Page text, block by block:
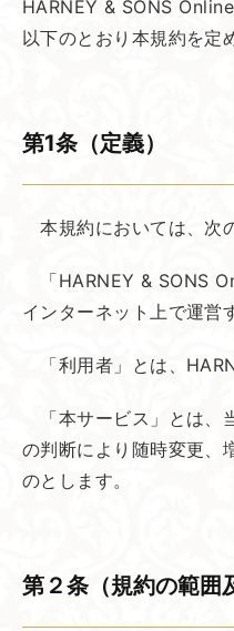
HARNEY & SONS
以下のとおり本規約を定
第1条​（定義）
本規約においては、次
「HARNEY & SONS
インターネット上で運営
「利用者」とは、
「本サービス」とは、
の判断により随時変更、
のとします。
第２条​（規約の​範囲